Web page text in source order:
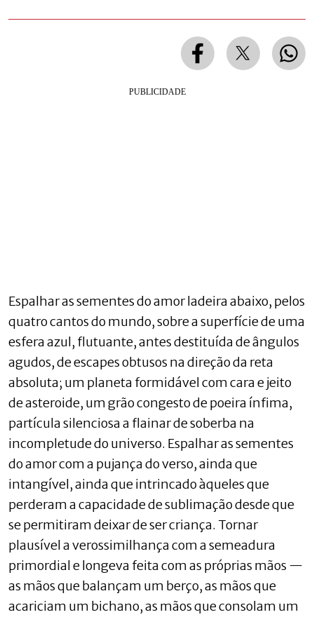
Espalhar as sementes do amor ladeira abaixo, pelos
quatro cantos do mundo, sobre a superfície de uma
esfera azul, flutuante, antes destituída de ângulos
agudos, de escapes obtusos na direção da reta
absoluta; um planeta formidável com cara e jeito
de asteroide, um grão congesto de poeira ínfima,
partícula silenciosa a flainar de soberba na
incompletude do universo. Espalhar as sementes
do amor com a pujança do verso, ainda que
intangível, ainda que intrincado àqueles que
perderam a capacidade de sublimação desde que
se permitiram deixar de ser criança. Tornar
plausível a verossimilhança com a semeadura
primordial e longeva feita com as próprias mãos —
as mãos que balançam um berço, as mãos que
acariciam um bichano, as mãos que consolam um